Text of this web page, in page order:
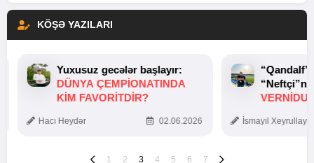
KÖŞƏ YAZILARI
Yuxusuz gecələr başlayır:
DÜNYA ÇEMPIONATINDA
KIM FAVORITDIR?
Hacı Heydər 02.06.2026 İsmayıl
1 2 3 4 5 6 7